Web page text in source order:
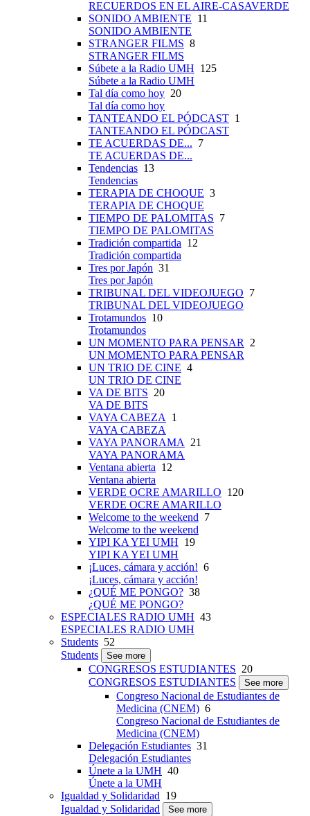
RECUERDOS EN EL AIRE-CASAVERDE
SONIDO AMBIENTE 11
SONIDO AMBIENTE
STRANGER FILMS 8
STRANGER FILMS
Súbete a la Radio UMH 125
Súbete a la Radio UMH
Tal día como hoy 20
Tal día como hoy
TANTEANDO EL PÓDCAST 1
TANTEANDO EL PÓDCAST
TE ACUERDAS DE... 7
TE ACUERDAS DE...
Tendencias 13
Tendencias
TERAPIA DE CHOQUE 3
TERAPIA DE CHOQUE
TIEMPO DE PALOMITAS 7
TIEMPO DE PALOMITAS
Tradición compartida 12
Tradición compartida
Tres por Japón 31
Tres por Japón
TRIBUNAL DEL VIDEOJUEGO 7
TRIBUNAL DEL VIDEOJUEGO
Trotamundos 10
Trotamundos
UN MOMENTO PARA PENSAR
2
UN MOMENTO PARA PENSAR
UN TRIO DE CINE 4
UN TRIO DE CINE
VA DE BITS 20
VA DE BITS
VAYA CABEZA
1
VAYA CABEZA
VAYA PANORAMA
21
VAYA PANORAMA
Ventana abierta 12
Ventana abierta
VERDE OCRE AMARILLO 120
VERDE OCRE AMARILLO
Welcome to the weekend 7
Welcome to the weekend
YIPI KA YEI UMH 19
YIPI KA YEI UMH
¡Luces, cámara y acción! 6
¡Luces, cámara y acción!
¿QUÉ ME PONGO? 38
¿QUÉ ME PONGO?
ESPECIALES RADIO UMH 43
ESPECIALES RADIO UMH
Students 52
Students
See more
CONGRESOS ESTUDIANTES 20
CONGRESOS ESTUDIANTES
See more
Congreso Nacional de Estudiantes de
Medicina (CNEM) 6
Congreso Nacional de Estudiantes de
Medicina (CNEM)
Delegación Estudiantes 31
Delegación Estudiantes
Únete a la UMH 40
Únete a la UMH
Igualdad y Solidaridad 19
Igualdad y Solidaridad
See more